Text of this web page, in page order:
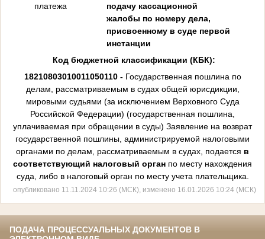
платежа
подачу кассационной
жалобы по номеру дела,
присвоенному в суде первой
инстанции
Код бюджетной классификации (КБК):
18210803010011050110 - Государственная пошлина по
делам, рассматриваемым в судах общей юрисдикции,
мировыми судьями (за исключением Верховного Суда
Российской Федерации) (государственная пошлина,
уплачиваемая при обращении в суды) Заявление на возврат
государственной пошлины, администрируемой налоговыми
органами по делам, рассматриваемым в судах, подается в
соответствующий налоговый орган по месту нахождения
суда, либо в налоговый орган по месту учета плательщика.
опубликовано 11.11.2024 10:26 (МСК), изменено 16.01.2026 10:24 (МСК)
ПОДАЧА ПРОЦЕССУАЛЬНЫХ ДОКУМЕНТОВ В